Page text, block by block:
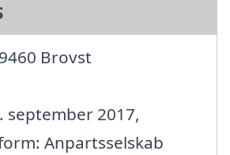
Brovst
september 2017,
Anpartsselskab